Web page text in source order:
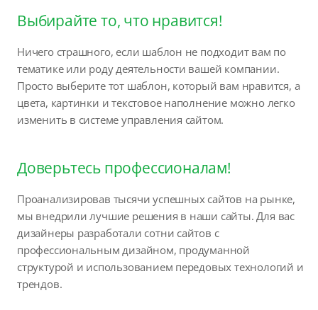
Выбирайте то, что нравится!
Ничего страшного, если шаблон не подходит вам по
тематике или роду деятельности вашей компании.
Просто выберите тот шаблон, который вам нравится, а
цвета, картинки и текстовое наполнение можно легко
изменить в системе управления сайтом.
Доверьтесь профессионалам!
Проанализировав тысячи успешных сайтов на рынке,
мы внедрили лучшие решения в наши сайты. Для вас
дизайнеры разработали сотни сайтов с
профессиональным дизайном, продуманной
структурой и использованием передовых технологий и
трендов.